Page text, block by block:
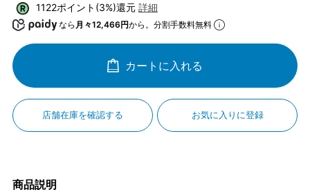
1122ポイント(3%)還元 詳細
なら 月々12,466円から。分割手数料無料
カートに入れる
店舗在庫を確認する お気に入りに登録
商品説明